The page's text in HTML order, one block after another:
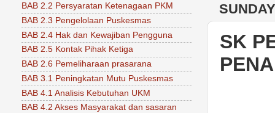
SK
BAB 2.2 Persyaratan Ketenagaan PKM
BAB 2.3 Pengelolaan Puskesmas
BAB 2.4 Hak dan Kewajiban Pengguna
BAB 2.5 Kontak Pihak Ketiga
BAB 2.6 Pemeliharaan prasarana
BAB 3.1 Peningkatan Mutu Puskesmas
BAB 4.1 Analisis Kebutuhan UKM
BAB 4.2 Akses Masyarakat dan sasaran